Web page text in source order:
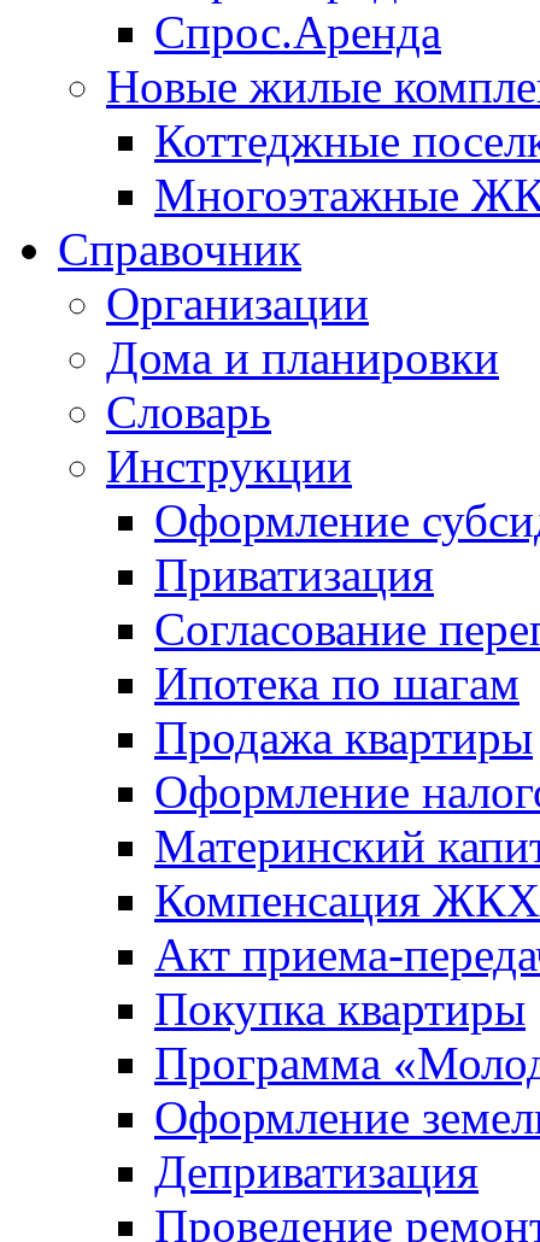
Спрос.Аренда
Новые жилые
Коттеджные
Многоэтажные
Справочник
Организации
Дома и планировки
Словарь
Инструкции
Оформление
Приватизация
Согласование
Ипотека по шагам
Продажа квартиры
Оформление
Материнский
Компенсация ЖКХ
Акт приема-
Покупка квартиры
Программа
Оформление
Деприватизация
Проведение